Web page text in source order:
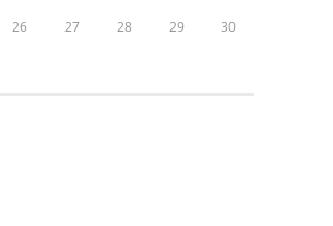
26 27 28 29 30